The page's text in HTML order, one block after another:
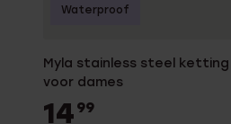
Myla stainless steel
voor dames
14 99
Waterproof